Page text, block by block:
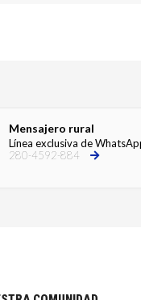
Mensajero rural
Línea exclusiva de
280-4592-884